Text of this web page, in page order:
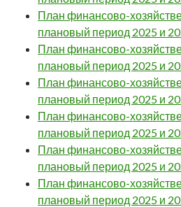
План финансово-
плановый период 2025 и
План финансово-
плановый период 2025 и
План финансово-
плановый период 2025 и
План финансово-
плановый период 2025 и
План финансово-
плановый период 2025 и
План финансово-
плановый период 2025 и